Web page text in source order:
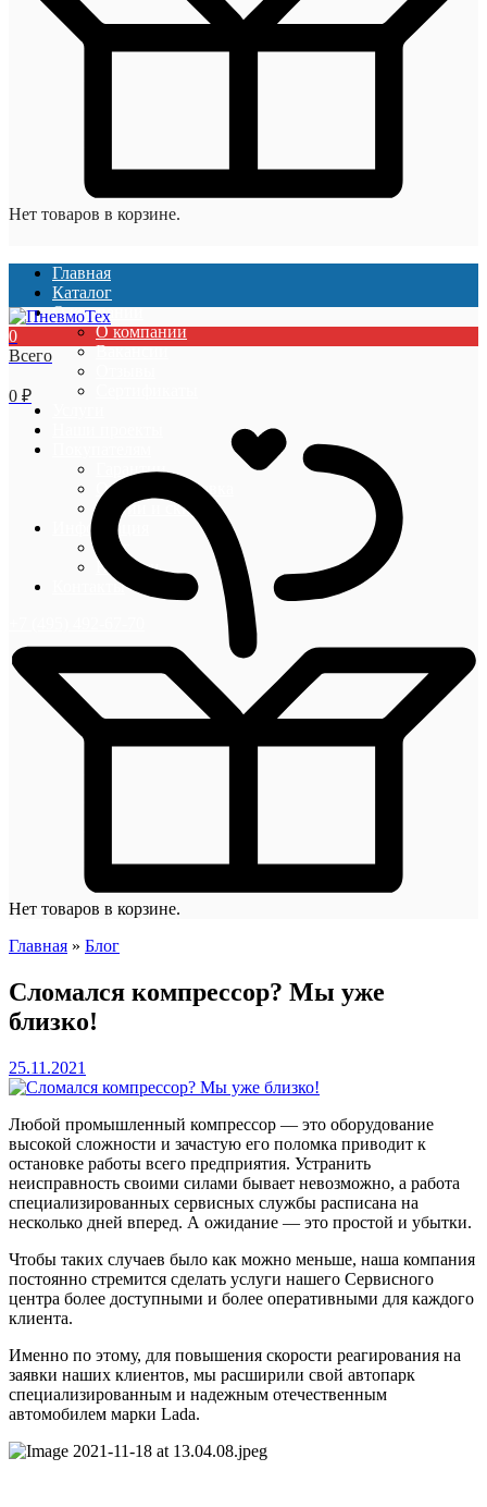
Нет товаров в корзине.
Главная
Каталог
О компании
О компании
Вакансии
Гарантии
Оплата и доставка
Акции и скидки
Информация
Блог
Новости
Контакты
0
Всего
0 ₽
Нет товаров в корзине.
Главная » Блог
Сломался компрессор? Мы уже
близко!
25.11.2021
Любой промышленный компрессор — это оборудование
высокой сложности и зачастую его поломка приводит к
остановке работы всего предприятия. Устранить
неисправность своими силами бывает невозможно, а работа
специализированных сервисных службы расписана на
несколько дней вперед. А ожидание — это простой и убытки.
Чтобы таких случаев было как можно меньше, наша компания
постоянно стремится сделать услуги нашего Сервисного
центра более доступными и более оперативными для каждого
клиента.
Именно по этому, для повышения скорости реагирования на
заявки наших клиентов, мы расширили свой автопарк
специализированным и надежным отечественным
автомобилем марки Lada.